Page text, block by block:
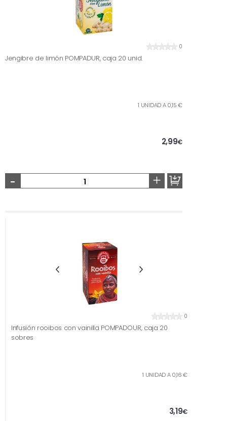
0
Jengibre de limón POMPADUR, caja 20 unid.
1 UNIDAD A 0,15 €
2,99€
- +
0
Infusión rooibos con vainilla POMPADOUR, caja 20
sobres
1 UNIDAD A 0,16 €
3,19€